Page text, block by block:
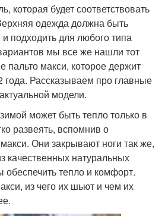
которая будет соответствовать
одежда должна быть
подходить для любого типа
мы все же нашли тот
макси, которое держит
года. Рассказываем про главные
модели.
может быть тепло только в
развеять, вспомнив о
Они закрывают ноги так же,
качественных натуральных
тепло и комфорт.
из чего их шьют и чем их